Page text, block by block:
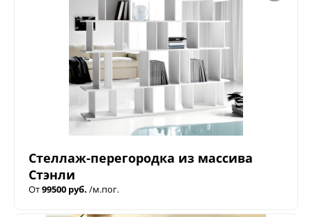
Стеллаж-перегородка из массива
Стэнли
От99500 руб. /м.пог.